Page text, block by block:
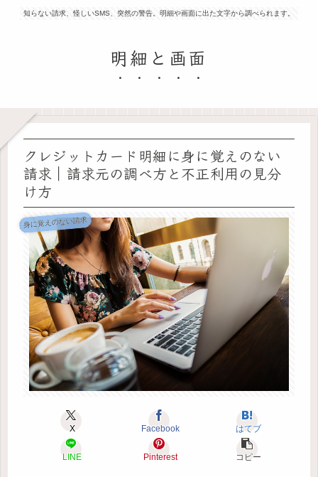
知らない請求、怪しいSMS、突然の警告。明細や画面に出た文字から調べられます。
明細と画面
クレジットカード明細に身に覚えのない
請求｜請求元の調べ方と不正利用の見分
け方
身に覚えのない請求
X Facebook はてブ
LINE Pinterest コピー